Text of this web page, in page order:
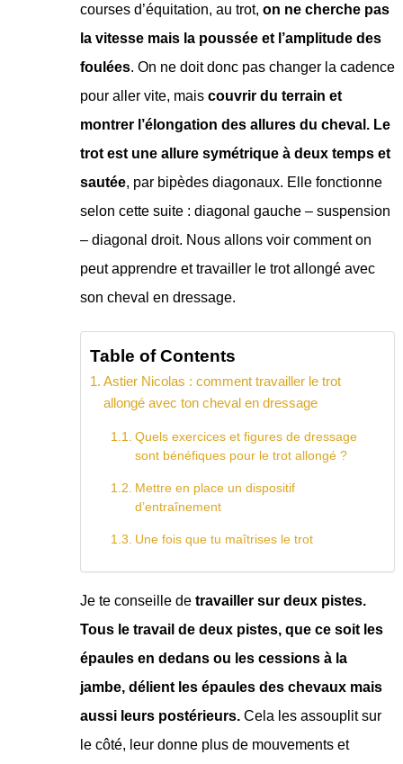
courses d’équitation, au trot, on ne cherche pas
la vitesse mais la poussée et l’amplitude des
foulées. On ne doit donc pas changer la cadence
pour aller vite, mais couvrir du terrain et
montrer l’élongation des allures du cheval. Le
trot est une allure symétrique à deux temps et
sautée, par bipèdes diagonaux. Elle fonctionne
selon cette suite : diagonal gauche – suspension
– diagonal droit. Nous allons voir comment on
peut apprendre et travailler le trot allongé avec
son cheval en dressage.
Table of Contents
Astier Nicolas : comment travailler le trot
allongé avec ton cheval en dressage
Quels exercices et figures de dressage
sont bénéfiques pour le trot allongé ?
Mettre en place un dispositif
d’entraînement
Une fois que tu maîtrises le trot
Je te conseille de travailler sur deux pistes.
Tous le travail de deux pistes, que ce soit les
épaules en dedans ou les cessions à la
jambe, délient les épaules des chevaux mais
aussi leurs postérieurs.Cela les assouplit sur
le côté, leur donne plus de mouvements et